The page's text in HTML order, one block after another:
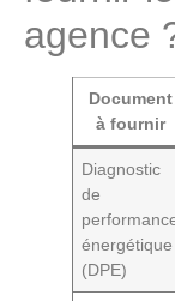
agence
Document
à fournir
Diagnostic
de
énergétique
(DPE)